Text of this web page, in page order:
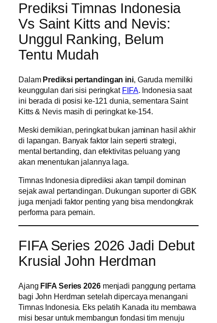
Prediksi Timnas Indonesia
Vs Saint Kitts and Nevis:
Unggul Ranking, Belum
Tentu Mudah
Dalam Prediksi pertandingan ini, Garuda memiliki
keunggulan dari sisi peringkat FIFA . Indonesia saat
ini berada di posisi ke-121 dunia, sementara Saint
Kitts & Nevis masih di peringkat ke-154.
Meski demikian, peringkat bukan jaminan hasil akhir
di lapangan. Banyak faktor lain seperti strategi,
mental bertanding, dan efektivitas peluang yang
akan menentukan jalannya laga.
Timnas Indonesia diprediksi akan tampil dominan
sejak awal pertandingan. Dukungan suporter di GBK
juga menjadi faktor penting yang bisa mendongkrak
performa para pemain.
FIFA Series 2026 Jadi Debut
Krusial John Herdman
Ajang FIFA Series 2026menjadi panggung pertama
bagi John Herdman setelah dipercaya menangani
Timnas Indonesia. Eks pelatih Kanada itu membawa
misi besar untuk membangun fondasi tim menuju